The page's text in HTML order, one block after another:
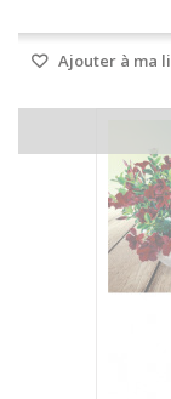
Ajouter à ma